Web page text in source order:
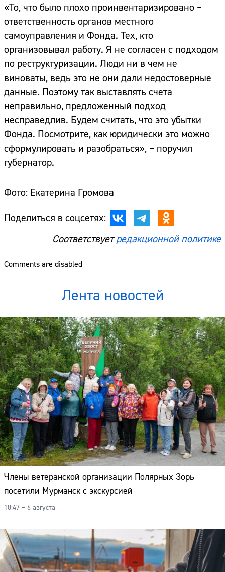
«То, что было плохо проинвентаризировано –
ответственность органов местного
самоуправления и Фонда. Тех, кто
организовывал работу. Я не согласен с подходом
по реструктуризации. Люди ни в чем не
виноваты, ведь это не они дали недостоверные
данные. Поэтому так выставлять счета
неправильно, предложенный подход
несправедлив. Будем считать, что это убытки
Фонда. Посмотрите, как юридически это можно
сформулировать и разобраться», – поручил
губернатор.
Фото: Екатерина Громова
Поделиться в соцсетях:
Соответствуетредакционной политике
Comments are disabled
Лента новостей
Члены ветеранской организации Полярных Зорь
посетили Мурманск с экскурсией
18:47 – 6 августа